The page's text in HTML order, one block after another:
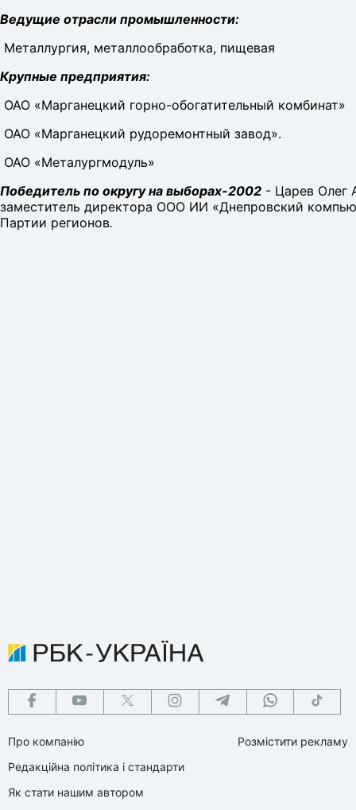
Ведущие отрасли промышленности:
Металлургия, металлообработка, пищевая
Крупные предприятия:
ОАО «Марганецкий горно-обогатительный комбинат»
ОАО «Марганецкий рудоремонтный завод».
ОАО «Металургмодуль»
Победитель по округу на выборах-2002 - Царев Олег
заместитель директора ООО ИИ «Днепровский
Партии регионов.
Про компанію
Редакційна політика і стандарти
Як стати нашим автором
Розмістити рекламу